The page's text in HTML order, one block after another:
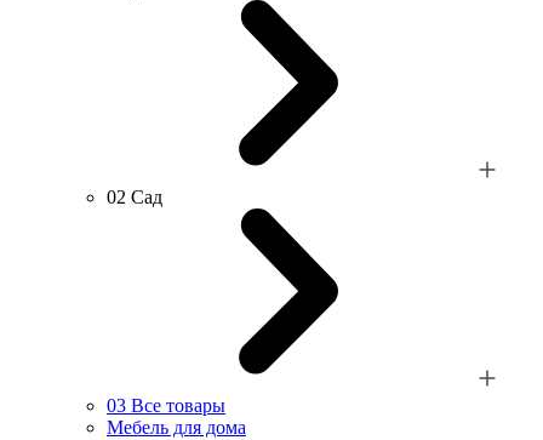
02 Сад
03 Все товары
Мебель для дома